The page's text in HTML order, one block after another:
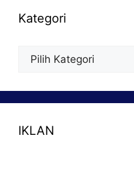
Kategori
Kategori
IKLAN